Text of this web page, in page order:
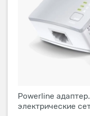
Powerline
электрические